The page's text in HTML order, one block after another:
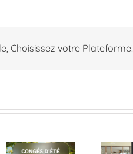
Choisissez votre Plateforme!